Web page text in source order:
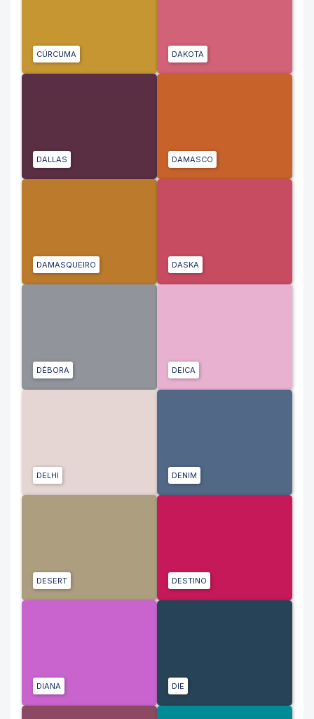
CÚRCUMA DAKOTA
DALLAS DAMASCO
DAMASQUEIRO DASKA
DÉBORA DEICA
DELHI DENIM
DESERT DESTINO
DIANA DIE